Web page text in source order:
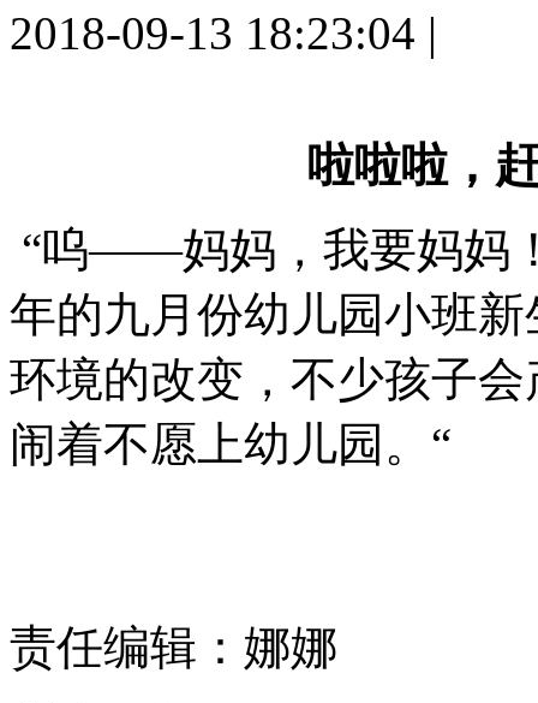
2018-09-13 18:23:04 |
啦啦啦，
“呜——妈妈，我要妈妈
年的九月份幼儿园小班
环境的改变，不少孩子
闹着不愿上幼儿园。“
责任编辑：娜娜